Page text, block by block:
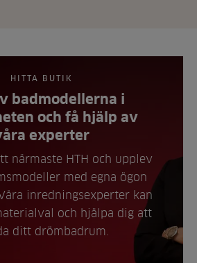
HITTA BUTIK
badmodellerna i
och få hjälp av
experter
närmaste HTH och upplev
med egna ögon
inredningsexperter kan
och hjälpa dig att
ditt drömbadrum.